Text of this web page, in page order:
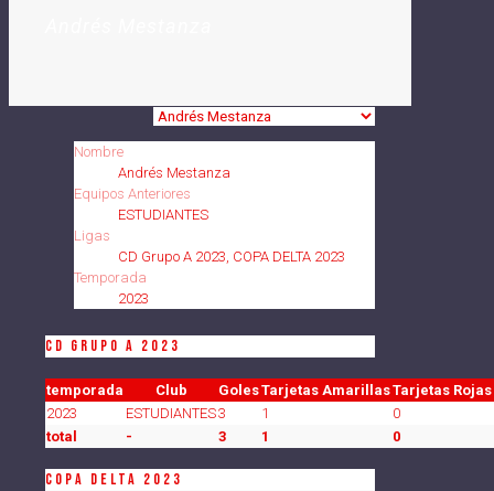
Nombre
Andrés Mestanza
Equipos Anteriores
ESTUDIANTES
Ligas
CD Grupo A 2023, COPA DELTA 2023
Temporada
2023
CD Grupo A 2023
temporada Club GolesTarjetas AmarillasTarjetas Rojas
2023
ESTUDIANTES3 1
0
total
- 3 1 0
COPA DELTA 2023